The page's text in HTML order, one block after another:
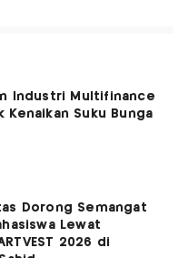
Industri Multifinance
Kenaikan Suku Bunga
Dorong Semangat
Lewat
2026 di